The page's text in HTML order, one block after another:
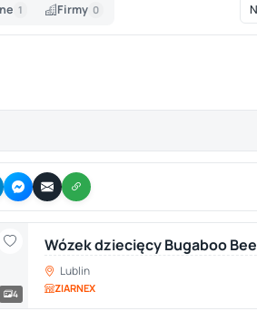
1 Firmy 0
4
Wózek dziecięcy Bugaboo
Lublin
ZIARNEX